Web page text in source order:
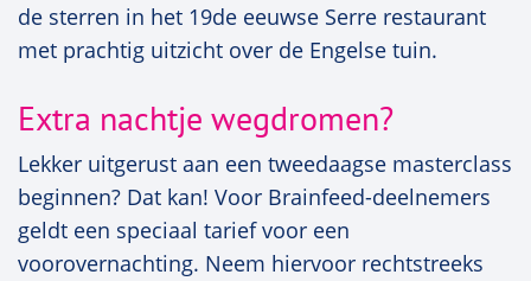
de sterren in het 19de eeuwse Serre restaurant
met prachtig uitzicht over de Engelse tuin.
Extra nachtje wegdromen?
Lekker uitgerust aan een tweedaagse masterclass
beginnen? Dat kan! Voor Brainfeed-deelnemers
geldt een speciaal tarief voor een
voorovernachting. Neem hiervoor rechtstreeks